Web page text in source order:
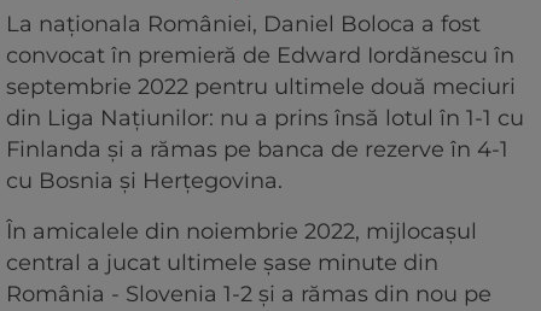
La naționala României, Daniel Boloca a fost
convocat în premieră de Edward Iordănescu în
septembrie 2022 pentru ultimele două meciuri
din Liga Națiunilor: nu a prins însă lotul în 1-1 cu
Finlanda și a rămas pe banca de rezerve în 4-1
cu Bosnia și Herțegovina.
În amicalele din noiembrie 2022, mijlocașul
central a jucat ultimele șase minute din
România - Slovenia 1-2 și a rămas din nou pe